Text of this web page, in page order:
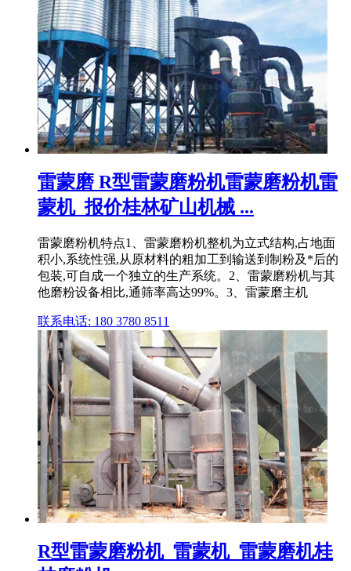
雷蒙磨 R型雷蒙磨粉机雷蒙磨粉机雷
蒙机_报价桂林矿山机械 ...
雷蒙磨粉机特点1、雷蒙磨粉机整机为立式结构,占地面
积小,系统性强,从原材料的粗加工到输送到制粉及*后的
包装,可自成一个独立的生产系统。2、雷蒙磨粉机与其
他磨粉设备相比,通筛率高达99%。3、雷蒙磨主机
联系电话: 180 3780 8511
R型雷蒙磨粉机_雷蒙机_雷蒙磨机桂